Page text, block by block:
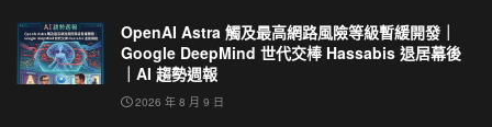
OpenAI Astra 觸及最高網路風險等級暫緩開發｜
Google DeepMind 世代交棒 Hassabis 退居幕後
｜AI 趨勢週報
2026 年 8 月 9 日